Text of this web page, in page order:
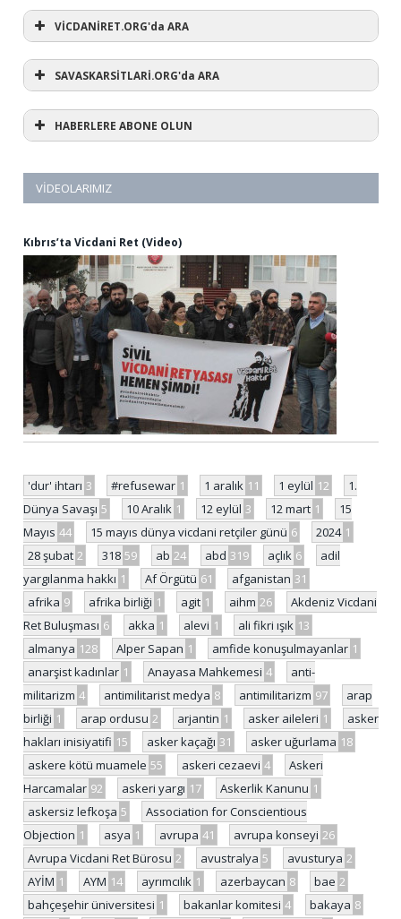
VİCDANİRET.ORG'da ARA
SAVASKARSİTLARİ.ORG'da ARA
HABERLERE ABONE OLUN
VIDEOLARIMIZ
Kıbrıs’ta Vicdani Ret (Video)
'dur' ihtarı 3 #refusewar 1 1 aralık 11 1 eylül 12
1.
Dünya Savaşı 5 10 Aralık 1 12 eylül 3 12 mart 1
15
Mayıs 44 15 mayıs dünya vicdani retçiler günü 6 2024 1
28 şubat 2 318 59 ab 24 abd 319 açlık 6
adil
yargılanma hakkı 1 Af Örgütü 61 afganistan 31
afrika 9 afrika birliği 1 agit 1 aihm 26
Akdeniz Vicdani
Ret Buluşması 6 akka 1 alevi 1 ali fikri ışık 13
almanya 128 Alper Sapan 1 amfide konuşulmayanlar 1
anarşist kadınlar 1 Anayasa Mahkemesi 4
anti-
militarizm 4 antimilitarist medya 8 antimilitarizm 97
arap
birliği 1 arap ordusu 2 arjantin 1 asker aileleri 1
asker
hakları inisiyatifi 15 asker kaçağı 31 asker uğurlama 18
askere kötü muamele 55 askeri cezaevi 4
Askeri
Harcamalar 92 askeri yargı 17 Askerlik Kanunu 1
askersiz lefkoşa 5
Association for Conscientious
Objection 1 asya 1 avrupa 41 avrupa konseyi 26
Avrupa Vicdani Ret Bürosu 2 avustralya 5 avusturya 2
AYİM 1 AYM 14 ayrımcılık 1 azerbaycan 8 bae 2
bahçeşehir üniversitesi 1 bakanlar komitesi 4 bakaya 8